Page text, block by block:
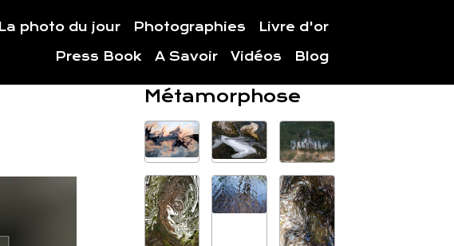
La photo du jour Photographies Livre d'or
Press Book A Savoir Vidéos Blog
Métamorphose